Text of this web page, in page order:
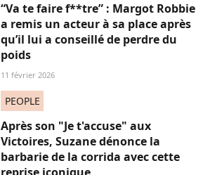
“Va te faire f**tre” : Margot Robbie
a remis un acteur à sa place après
qu’il lui a conseillé de perdre du
poids
11 février 2026
PEOPLE
Après son "Je t'accuse" aux
Victoires, Suzane dénonce la
barbarie de la corrida avec cette